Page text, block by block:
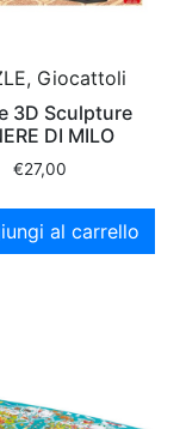
Giocattoli
3D Sculpture
DI MILO
€27,00
al carrello